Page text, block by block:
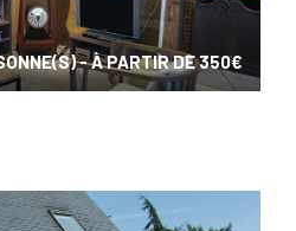
- À PARTIR DE 350€